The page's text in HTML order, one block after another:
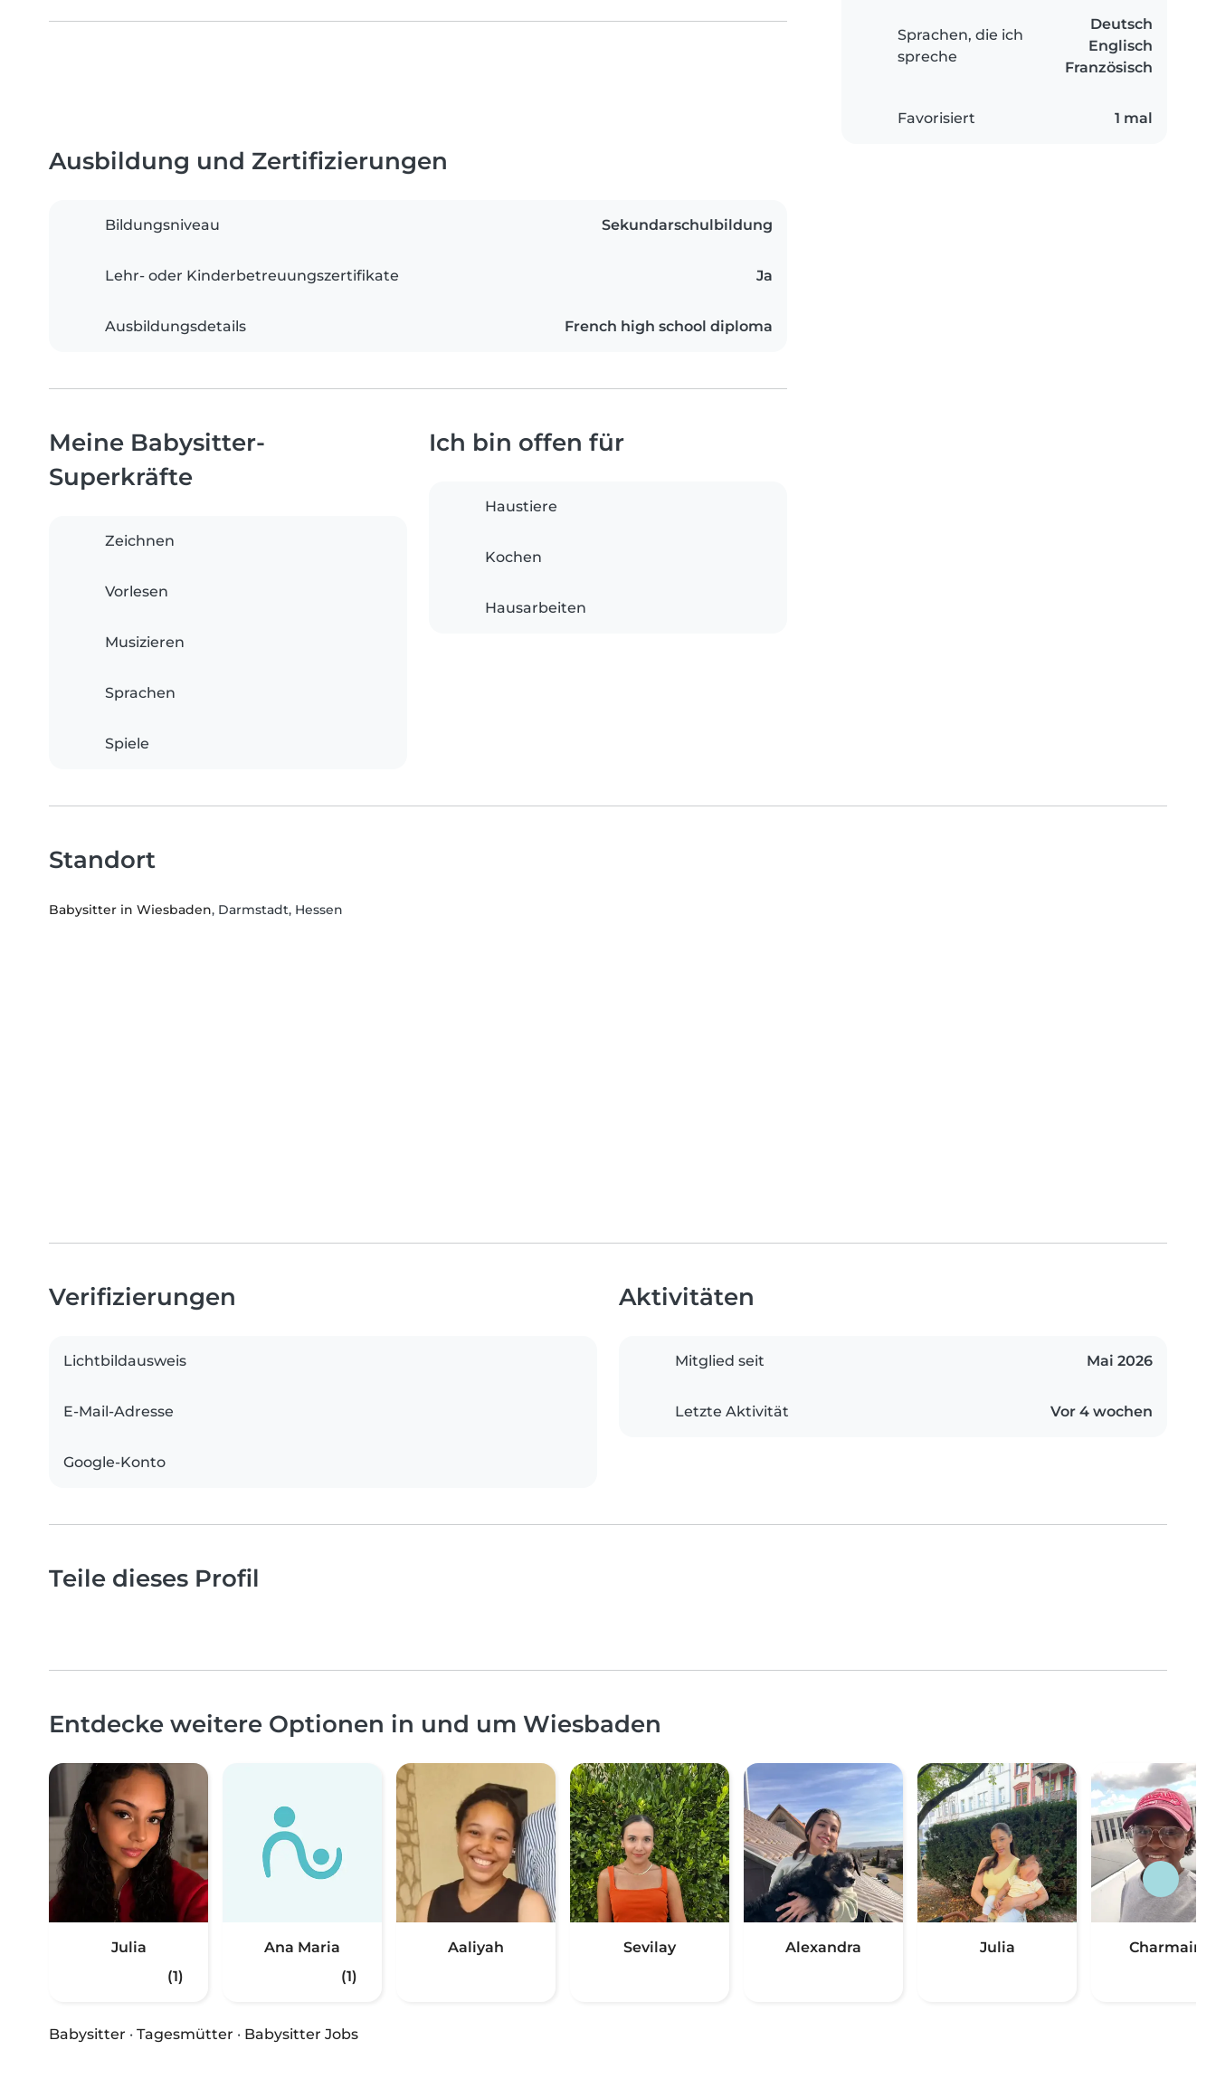
Sprachen, die ich
spreche
Deutsch
Englisch
Französisch
Favorisiert 1 mal
Ausbildung und Zertifizierungen
Bildungsniveau Sekundarschulbildung
Lehr- oder Kinderbetreuungszertifikate Ja
Ausbildungsdetails French high school diploma
Meine Babysitter-
Superkräfte
Zeichnen
Vorlesen
Musizieren
Sprachen
Spiele
Ich bin offen für
Haustiere
Kochen
Hausarbeiten
Standort
Babysitter in Wiesbaden, Darmstadt, Hessen
Verifizierungen
Lichtbildausweis
E-Mail-Adresse
Google-Konto
Aktivitäten
Mitglied seit Mai 2026
Letzte Aktivität Vor 4 wochen
Teile dieses Profil
Entdecke weitere Optionen in und um Wiesbaden
Julia
(1)
Ana Maria
(1)
Aaliyah Sevilay Alexandra Julia Charmaine
Babysitter · Tagesmütter · Babysitter Jobs